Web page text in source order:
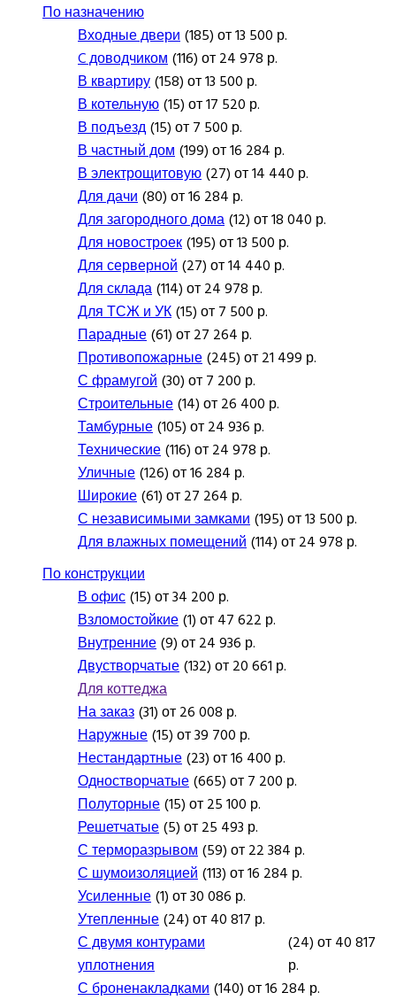
По назначению
Входные двери(185) от 13 500 р.
C доводчиком(116) от 24 978 р.
В квартиру(158) от 13 500 р.
В котельную(15) от 17 520 р.
В подъезд(15) от 7 500 р.
В частный дом(199) от 16 284 р.
В электрощитовую(27) от 14 440 р.
Для дачи(80) от 16 284 р.
Для загородного дома(12) от 18 040 р.
Для новостроек(195) от 13 500 р.
Для серверной(27) от 14 440 р.
Для склада(114) от 24 978 р.
Для ТСЖ и УК(15) от 7 500 р.
Парадные(61) от 27 264 р.
Противопожарные(245) от 21 499 р.
С фрамугой(30) от 7 200 р.
Строительные(14) от 26 400 р.
Тамбурные(105) от 24 936 р.
Технические(116) от 24 978 р.
Уличные(126) от 16 284 р.
Широкие(61) от 27 264 р.
С независимыми замками(195) от 13 500 р.
Для влажных помещений(114) от 24 978 р.
По конструкции
В офис(15) от 34 200 р.
Взломостойкие(1) от 47 622 р.
Внутренние(9) от 24 936 р.
Двустворчатые(132) от 20 661 р.
Для коттеджа
На заказ(31) от 26 008 р.
Наружные(15) от 39 700 р.
Нестандартные(23) от 16 400 р.
Одностворчатые(665) от 7 200 р.
Полуторные(15) от 25 100 р.
Решетчатые(5) от 25 493 р.
С терморазрывом(59) от 22 384 р.
С шумоизоляцией(113) от 16 284 р.
Усиленные(1) от 30 086 р.
Утепленные(24) от 40 817 р.
С двумя контурами
уплотнения
(24) от 40 817
р.
С броненакладками(140) от 16 284 р.